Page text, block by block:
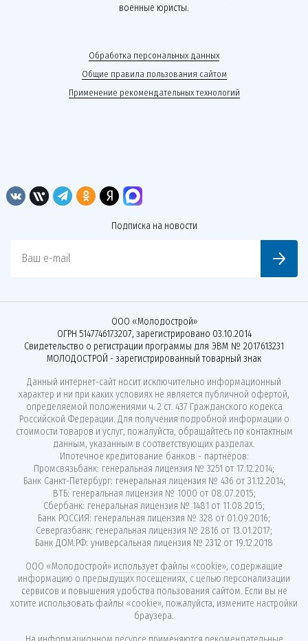
военные юристы.
Обработка персональных данных
Общие правила пользования сайтом
Применение рекомендательных технологий
Подписка на новости
Ваш e-mail
ООО «Молодострой»
ОГРН 5147746173207, зарегистрировано 03.10.2014
Свидетельство о регистрации программы для ЭВМ № 2017613231
МОЛОДОСТРОЙ - зарегистрированный товарный знак
Данный интернет-сайт носит исключительно информационный
характер и ни при каких условиях не является публичной офертой,
определяемой положениями ч. 2 ст. 437 Гражданского кодекса
Российской Федерации. Для получения подробной информации о
стоимости товаров и услуг, пожалуйста, обращайтесь по контактным
данным, указанным в соответствующих разделах.
Ипотечное кредитование банков - партнёров:
Промсвязьбанк: генеральная лицензия № 3251 от 17.12.2014;
Банк Санкт-Петербург: генеральная лицензия № 436 от 31.12.2014;
ВТБ: генеральная лицензия № 1000 от 08.07.2015;
Сбербанк: генеральная лицензия № 1481 от 11.08.2015;
Банк РОССИЯ: генеральная лицензия № 328 от 01.09.2016;
Севергазбанк: генеральная лицензия № 2816 от 13.01.2017;
Банк ДОМ.РФ: универсальная лицензия № 2312 от 19.12.2018
ООО «Молодострой» использует файлы «cookie», содержащие
информацию о предыдущих посещениях, с целью персонализации
сервисов и повышения удобства пользования сайтом. Если вы не
хотите использовать файлы «cookie», пожалуйста, измените настройки
браузера.